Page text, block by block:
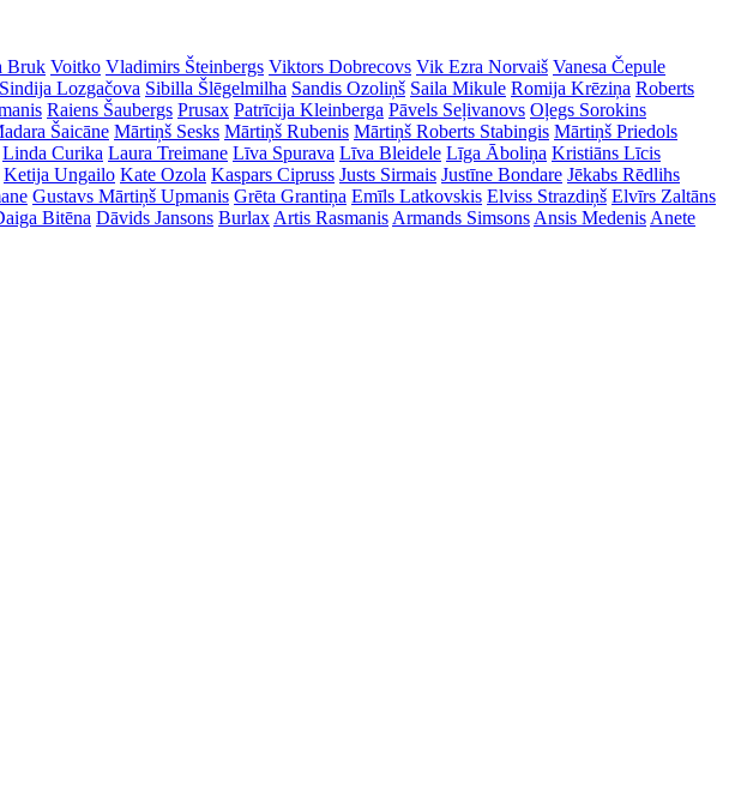
Bruk Voitko Vladimirs Šteinbergs Viktors Dobrecovs Vik Ezra Norvaiš Vanesa Čepule
Sindija Lozgačova Sibilla Šlēgelmilha Sandis Ozoliņš Saila Mikule Romija Krēziņa Roberts
Raiens Šaubergs Prusax Patrīcija Kleinberga Pāvels Seļivanovs Oļegs Sorokins
Šaicāne Mārtiņš Sesks Mārtiņš Rubenis Mārtiņš Roberts Stabingis Mārtiņš Priedols
Linda Curika Laura Treimane Līva Spurava Līva Bleidele Līga Āboliņa Kristiāns Līcis
Ketija Ungailo Kate Ozola Kaspars Cipruss Justs Sirmais Justīne Bondare Jēkabs Rēdlihs
Gustavs Mārtiņš Upmanis Grēta Grantiņa Emīls Latkovskis Elviss Strazdiņš Elvīrs Zaltāns
Bitēna Dāvids Jansons Burlax Artis Rasmanis Armands Simsons Ansis Medenis Anete